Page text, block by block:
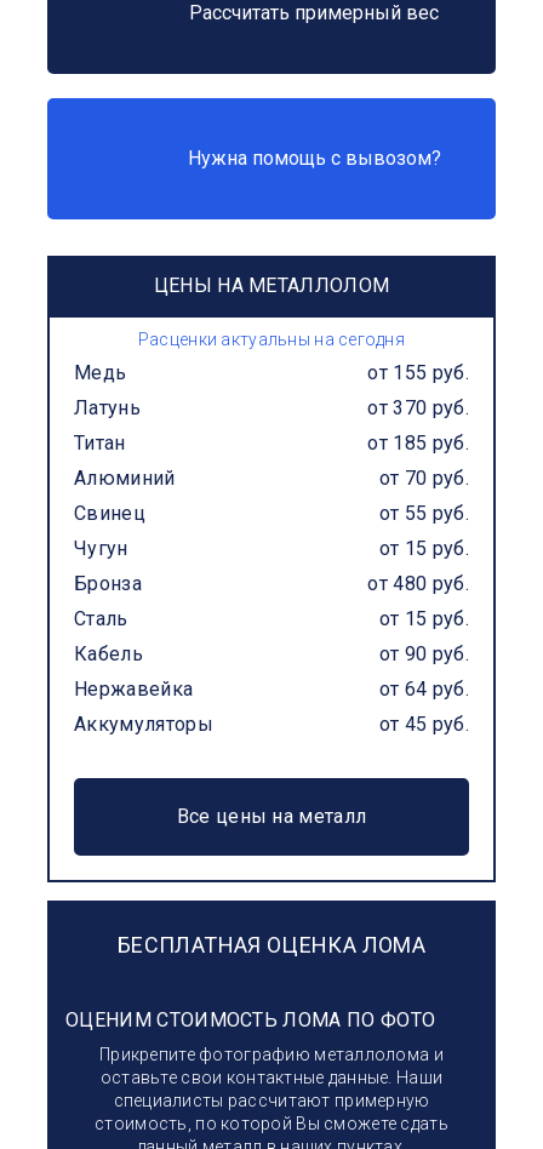
Рассчитать примерный вес
Нужна помощь с вывозом?
ЦЕНЫ НА МЕТАЛЛОЛОМ
Расценки актуальны на сегодня
Медь
от 155 руб.
Латунь
от 370 руб.
Титан
от 185 руб.
Алюминий
от 70 руб.
Свинец
от 55 руб.
Чугун
от 15 руб.
Бронза
от 480 руб.
Сталь
от 15 руб.
Кабель
от 90 руб.
Нержавейка
от 64 руб.
Аккумуляторы
от 45 руб.
Все цены на металл
БЕСПЛАТНАЯ ОЦЕНКА ЛОМА
ОЦЕНИМ СТОИМОСТЬ ЛОМА ПО ФОТО
Прикрепите фотографию металлолома и
оставьте свои контактные данные. Наши
специалисты рассчитают примерную
стоимость, по которой Вы сможете сдать